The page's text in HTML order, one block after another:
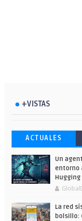
+VISTAS
Esto ha
ha dejado a
Wars
Ahorra y
más barato
Microsoft
y limitados
verano
ACTUALES
Un
entorno
Hugging
La red
bolsillo: